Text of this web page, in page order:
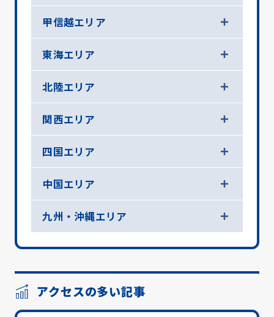
甲信越エリア
東海エリア
北陸エリア
関西エリア
四国エリア
中国エリア
九州・沖縄エリア
アクセスの多い記事